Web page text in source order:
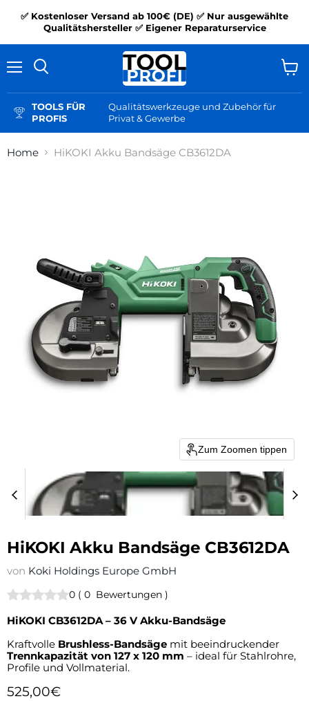
✅ Kostenloser Versand ab 100€ (DE) ✅ Nur ausgewählte
Qualitätshersteller ✅ Eigener Reparaturservice
TOOLS FÜR
PROFIS
Qualitätswerkzeuge und Zubehör für
Privat & Gewerbe
Home HiKOKI Akku Bandsäge CB3612DA
Zum Zoomen tippen
HiKOKI Akku Bandsäge CB3612DA
von Koki Holdings Europe GmbH
0 ( 0 Bewertungen )
HiKOKI CB3612DA – 36 V Akku-Bandsäge
Kraftvolle Brushless-Bandsäge mit beeindruckender
Trennkapazität von 127 x 120 mm – ideal für Stahlrohre,
Profile und Vollmaterial.
Aktueller Preis
525,00€